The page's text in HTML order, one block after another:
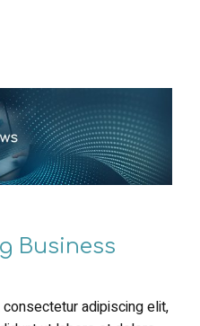
Business
adipiscing elit,